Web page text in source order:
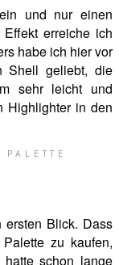
und nur einen
erreiche ich
habe ich hier vor
Shell geliebt, die
sehr leicht und
Highlighter in den
PALETTE
ersten Blick. Dass
zu kaufen,
schon lange